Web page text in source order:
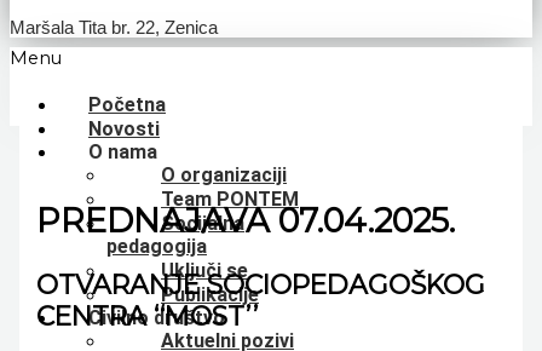
Maršala Tita br. 22, Zenica
Menu
Početna
Novosti
O nama
O organizaciji
Team PONTEM
Socijalna
pedagogija
Uključi se
Publikacije
Civilno društvo
Aktuelni pozivi
PREDNAJAVA 07.04.2025.
OTVARANJE SOCIOPEDAGOŠKOG
CENTRA ‘‘MOST’’